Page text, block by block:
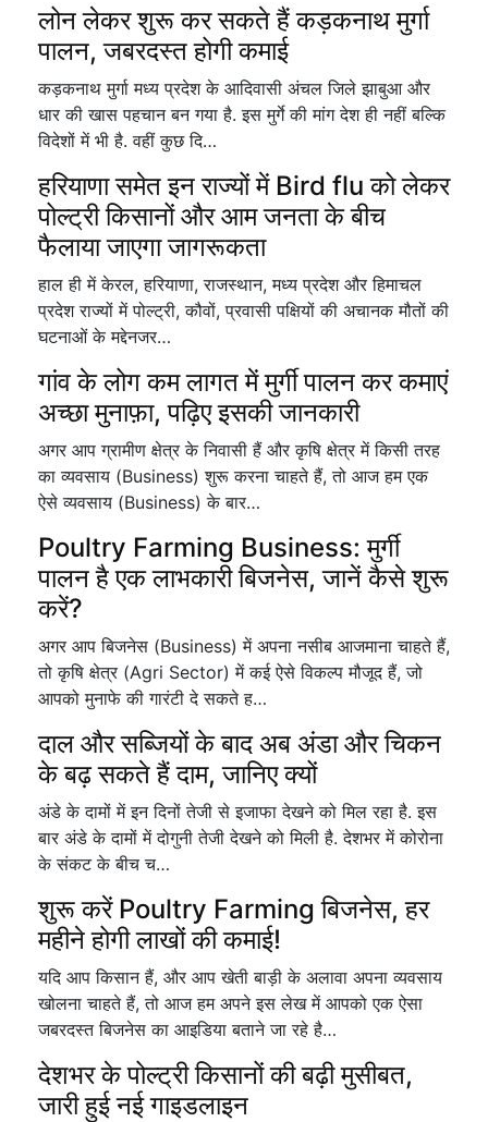
लोन लेकर शुरू कर सकते हैं कड़कनाथ मुर्गा
पालन, जबरदस्त होगी कमाई
कड़कनाथ मुर्गा मध्य प्रदेश के आदिवासी अंचल जिले झाबुआ और
धार की खास पहचान बन गया है. इस मुर्गे की मांग देश ही नहीं बल्कि
विदेशों में भी है. वहीं कुछ दि…
हरियाणा समेत इन राज्यों में Bird flu को लेकर
पोल्ट्री किसानों और आम जनता के बीच
फैलाया जाएगा जागरूकता
हाल ही में केरल, हरियाणा, राजस्थान, मध्य‍ प्रदेश और हिमाचल
प्रदेश राज्यों में पोल्ट्री, कौवों, प्रवा‍सी पक्षियों की अचानक मौतों की
घटनाओं के मद्देनजर…
गांव के लोग कम लागत में मुर्गी पालन कर कमाएं
अच्छा मुनाफ़ा, पढ़िए इसकी जानकारी
अगर आप ग्रामीण क्षेत्र के निवासी हैं और कृषि क्षेत्र में किसी तरह
का व्यवसाय (Business) शुरू करना चाहते हैं, तो आज हम एक
ऐसे व्यवसाय (Business) के बार…
Poultry Farming Business: मुर्गी
पालन है एक लाभकारी बिजनेस, जानें कैसे शुरू
करें?
अगर आप बिजनेस (Business) में अपना नसीब आजमाना चाहते हैं,
तो कृषि क्षेत्र (Agri Sector) में कई ऐसे विकल्प मौजूद हैं, जो
आपको मुनाफे की गारंटी दे सकते ह…
दाल और सब्जियों के बाद अब अंडा और चिकन
के बढ़ सकते हैं दाम, जानिए क्यों
अंडे के दामों में इन दिनों तेजी से इजाफा देखने को मिल रहा है. इस
बार अंडे के दामों में दोगुनी तेजी देखने को मिली है. देशभर में कोरोना
के संकट के बीच च…
शुरू करें Poultry Farming बिजनेस, हर
महीने होगी लाखों की कमाई!
यदि आप किसान हैं, और आप खेती बाड़ी के अलावा अपना व्यवसाय
खोलना चाहते हैं, तो आज हम अपने इस लेख में आपको एक ऐसा
जबरदस्त बिजनेस का आइडिया बताने जा रहे है…
देशभर के पोल्ट्री किसानों की बढ़ी मुसीबत,
जारी हुई नई गाइडलाइन